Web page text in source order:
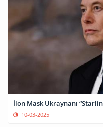
İlon Mask Ukraynanı
10-03-2025